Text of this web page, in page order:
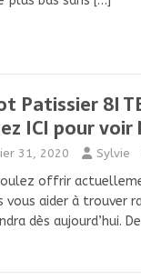
Patissier 8l
ICI pour voir
31, 2020 Sylvie
offrir
vous aider à trouver
dès aujourd’hui.